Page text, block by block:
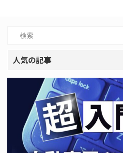
人気の記事